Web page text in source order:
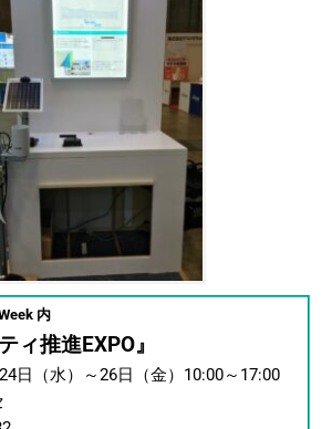
内
ィ推進EXPO』
日（水）～26日（金）10:00～17:00